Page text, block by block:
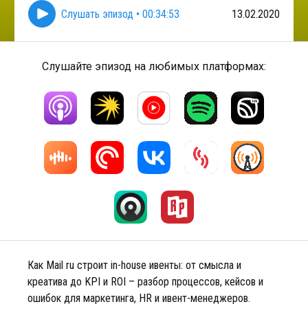
Слушать эпизод • 00:34:53 13.02.2020
Слушайте эпизод на любимых платформах:
Как Mail ru строит in-house ивенты: от смысла и
креатива до KPI и ROI – разбор процессов, кейсов и
ошибок для маркетинга, HR и ивент-менеджеров.